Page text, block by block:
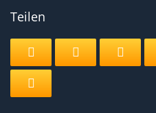
Teilen